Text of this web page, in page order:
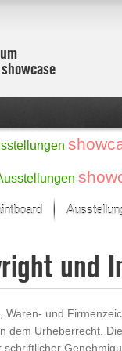
im Fokus
Auswahl
und
Waren- und
dem Urheberrecht.
schriftlicher